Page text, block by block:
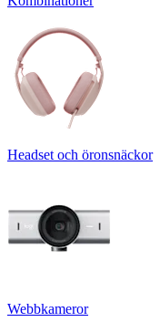
Headset och öronsnäckor
Webbkameror